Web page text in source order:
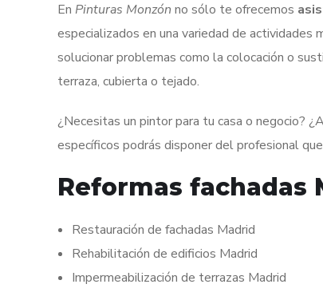
En Pinturas Monzón no sólo te ofrecemos
especializados en una variedad de actividades
solucionar problemas como la colocación o
terraza, cubierta o tejado.
¿Necesitas un pintor para tu casa o negocio?
específicos podrás disponer del profesional
Reformas fachadas
Restauración de fachadas Madrid
Rehabilitación de edificios Madrid
Impermeabilización de terrazas Madrid